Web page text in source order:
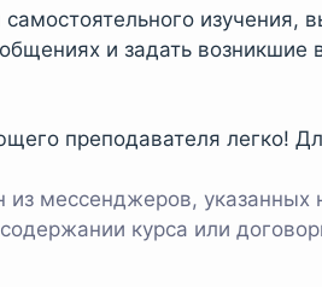
изучения,
и задать возникшие
преподавателя легко!
из мессенджеров, указанных
курса или